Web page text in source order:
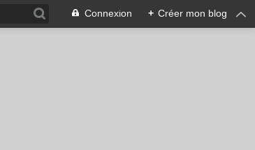
Connexion + Créer mon blog